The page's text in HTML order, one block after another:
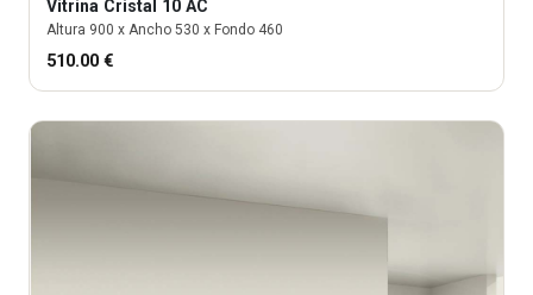
Vitrina Cristal 10 AC
Altura 900 x Ancho 530 x Fondo 460
510.00 €